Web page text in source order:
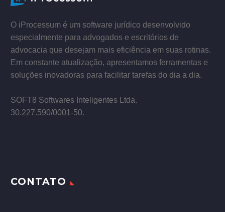
O iProcessum é um software jurídico desenvolvido
especialmente para advogados e escritórios de
advocacia que desejam mais eficiência em suas rotinas.
Em constante atualização, apresentamos ferramentas e
soluções inovadoras para facilitar tarefas do dia a dia.
SOFT8 Softwares Inteligentes Ltda.
30.227.590/0001­-50.
CONTATO